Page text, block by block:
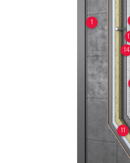
1
11
14